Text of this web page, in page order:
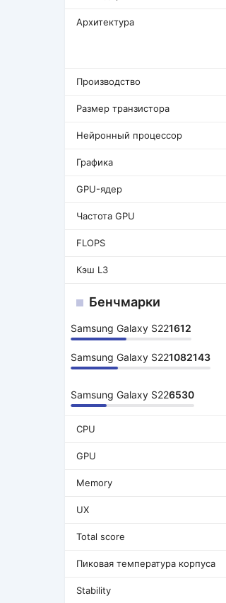
Архитектура
Производство
Размер транзистора
Нейронный процессор
Графика
GPU-ядер
Частота GPU
FLOPS
Кэш L3
Бенчмарки
Samsung Galaxy S221612
Samsung Galaxy S221082143
Samsung Galaxy S226530
CPU
GPU
Memory
UX
Total score
Пиковая температура корпуса
Stability